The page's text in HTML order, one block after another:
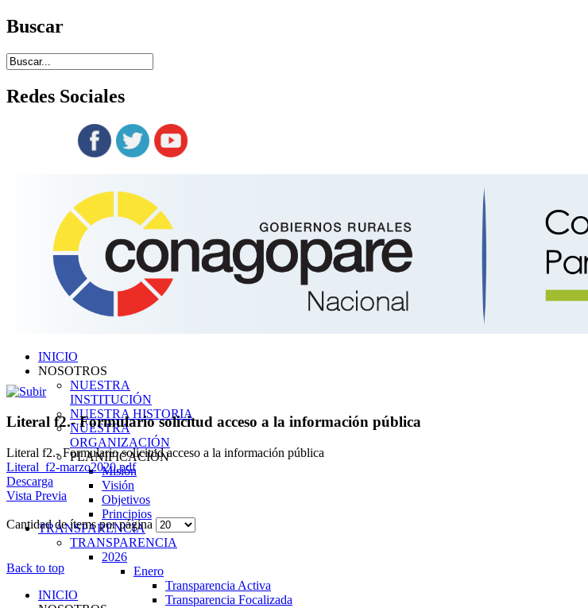
Buscar
Redes Sociales
INICIO
NOSOTROS
NUESTRA
INSTITUCIÓN
NUESTRA HISTORIA
NUESTRA
ORGANIZACIÓN
PLANIFICACIÓN
Misión
Visión
Objetivos
Principios
TRANSPARENCIA
TRANSPARENCIA
2026
Enero
Transparencia Activa
Transparencia Focalizada
Literal f2.- Formulario solicitud acceso a la información pública
Literal f2.- Formulario solicitud acceso a la información pública
Literal_f2-marzo2020.pdf
Descarga
Vista Previa
Cantidad de ítems por página
Back to top
INICIO